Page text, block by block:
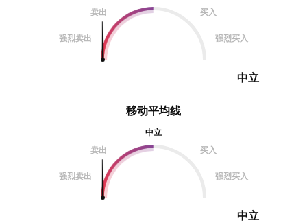
卖出
买入
强烈卖出 强烈买入
中立
移动平均线
中立
卖出
买入
强烈卖出 强烈买入
中立